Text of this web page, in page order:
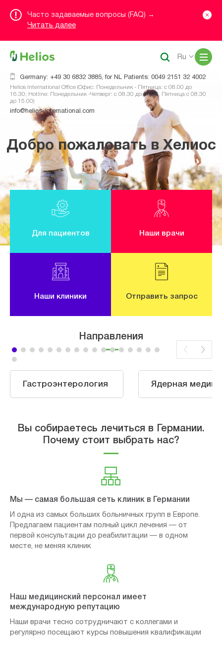
Часто задаваемые вопросы (FAQ) →
Читать далее
Germany: +49 30 6832 3885, for NL Patients: 0049 2151 32 4002
Helios International Office (Офис: Понедельник - Пятница: с 08.00 до
16.30; Hotline: Понедельник -Четверг: с 08.30 до 16.00, Пятница с 08.30
до 15.00)
info@helios-international.com
Ru
Добро пожаловать в Хелиос
Для пациентов Наши врачи
Наши клиники Отправить запрос
Направления
Гастроэнтерология Ядерная
Вы собираетесь лечиться в Германии.
Почему стоит выбрать нас?
Мы — самая большая сеть клиник в Германии
И одна из самых больших больничных групп в Европе.
Предлагаем пациентам полный цикл лечения — от
первой консультации до реабилитации — в одном
месте, не меняя клиник
Наш медицинский персонал имеет
международную репутацию
Наши врачи тесно сотрудничают с коллегами и
регулярно посещают курсы повышения квалификации